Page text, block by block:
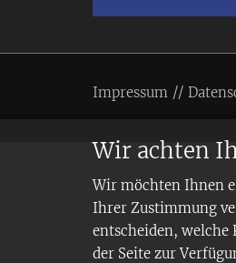
Wir achten
Wir möchten Ihnen
Ihrer Zustimmung
entscheiden, welche
der Seite zur
Impressum